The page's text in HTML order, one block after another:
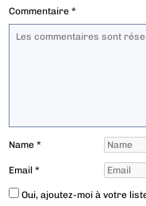
Commentaire*
Name*
Email*
Oui, ajoutez-moi à votre